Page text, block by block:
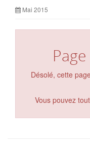
Mai 2015
Désolé, cette
Vous pouvez